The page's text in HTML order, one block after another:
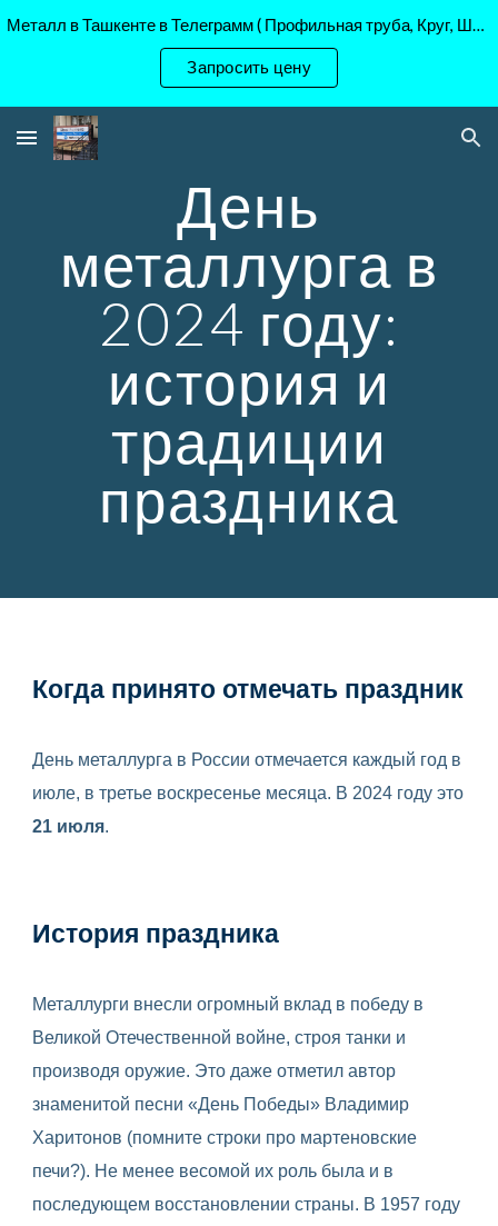
Skip to navigation
Металл в Ташкенте в Телеграмм ( Профильная труба, Круг, Шестигранник Ст45, 40Х, )
Запросить цену
День
металлурга в
2024 году:
история и
традиции
праздника
Когда принято отмечать праздник
День металлурга в России отмечается каждый год в
июле, в третье воскресенье месяца. В 2024 году это
21 июля.
История праздника
Металлурги внесли огромный вклад в победу в
Великой Отечественной войне, строя танки и
производя оружие. Это даже отметил автор
знаменитой песни «День Победы» Владимир
Харитонов (помните строки про мартеновские
печи?). Не менее весомой их роль была и в
последующем восстановлении страны. В 1957 году